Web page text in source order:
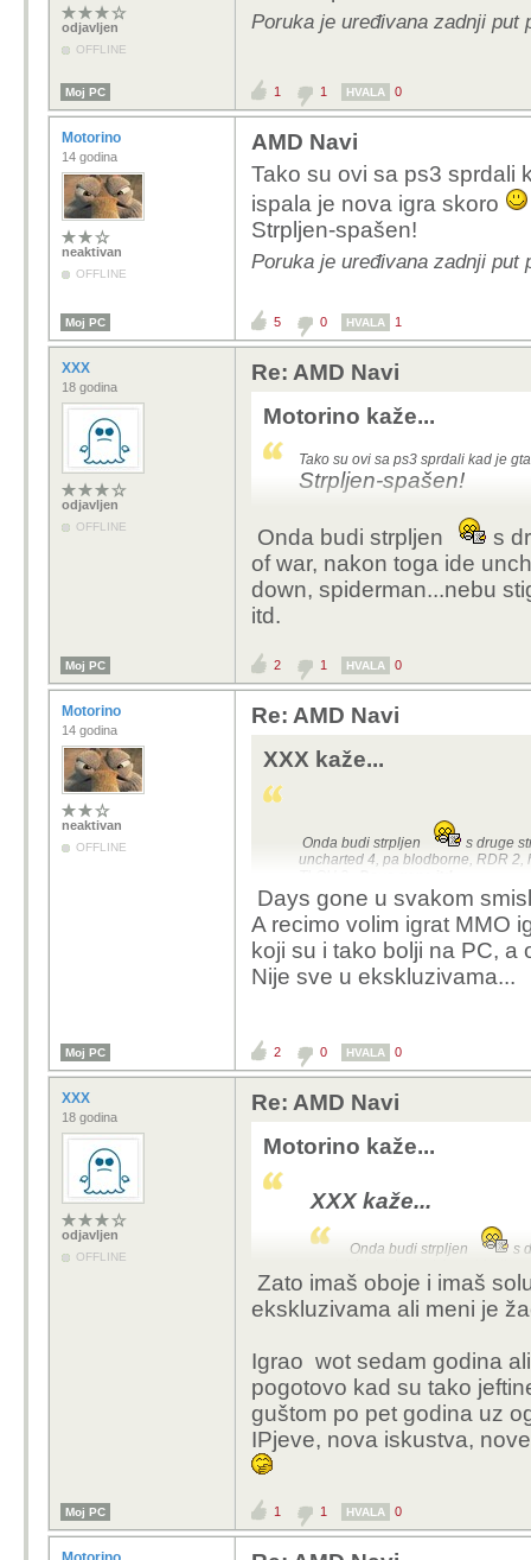
odjavljen
OFFLINE
Poruka je uređivana zadnji put
Moj PC 1 1 HVALA 0
Motorino
14 godina
neaktivan
OFFLINE
AMD Navi
Tako su ovi sa ps3 sprdali
ispala je nova igra skoro
Strpljen-spašen!
Poruka je uređivana zadnji put
Moj PC 5 0 HVALA 1
XXX
18 godina
odjavljen
OFFLINE
Re: AMD Navi
Motorino kaže...
Tako su ovi sa ps3 sprdali kad je
Strpljen-spašen!
Onda budi strpljen
s
of war, nakon toga ide
down, spiderman...nebu
itd.
Moj PC 2 1 HVALA 0
Motorino
14 godina
neaktivan
OFFLINE
Re: AMD Navi
XXX kaže...
Onda budi strpljen
s druge
uncharted 4, pa blodborne, RDR
Days gone u svakom
A recimo volim igrat MMO
koji su i tako bolji na PC, a
Nije sve u ekskluzivama...
Moj PC 2 0 HVALA 0
XXX
18 godina
odjavljen
OFFLINE
Re: AMD Navi
Motorino kaže...
XXX kaže...
Onda budi strpljen
s
sve a već bu TLOU 2 , Days
A recimo volim igrat
warframe koji su i
drugo..
Nije sve u
Zato imaš oboje i imaš
ekskluzivama ali meni je
Igrao wot sedam godina
pogotovo kad su tako
guštom po pet godina uz
IPjeve, nova iskustva,
Moj PC 1 1 HVALA 0